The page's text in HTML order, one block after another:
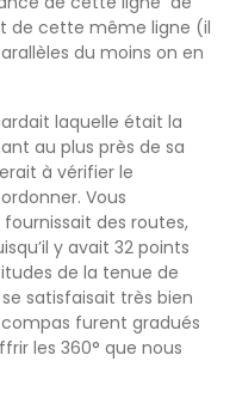
de cette même ligne (il
du moins on en
laquelle était la
au plus près de sa
à vérifier le
Vous
des routes,
y avait 32 points
de la tenue de
satisfaisait très bien
furent gradués
les 360° que nous